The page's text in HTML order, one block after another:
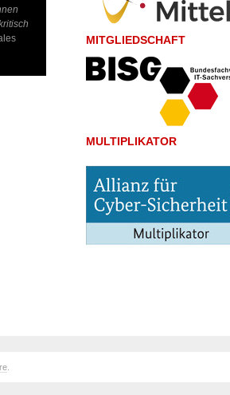
MITGLIEDSCHAFT
MULTIPLIKATOR